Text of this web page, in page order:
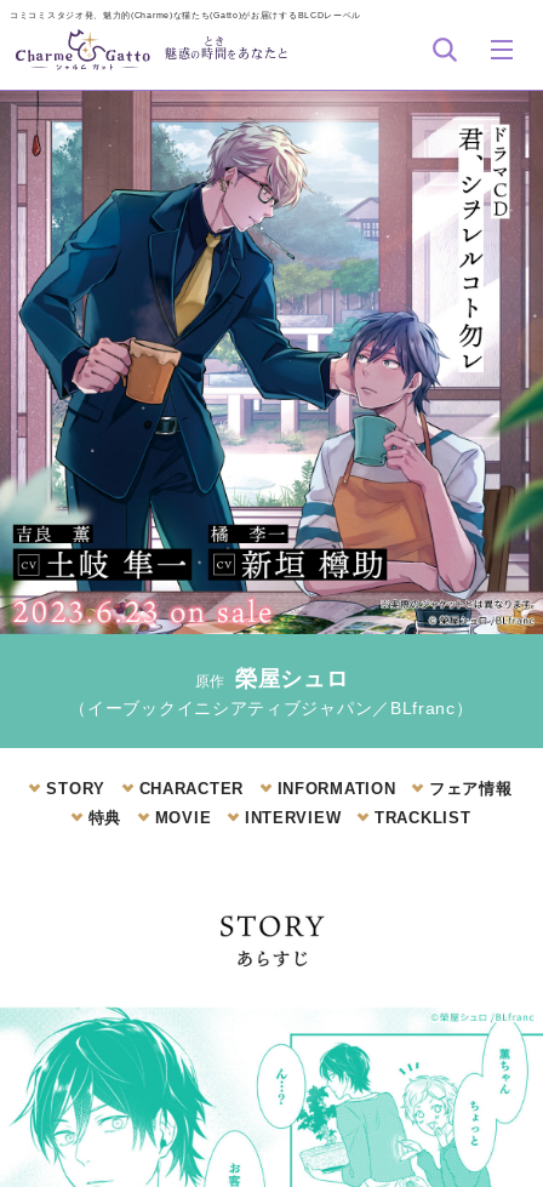
コミコミスタジオ発、魅力的(Charme)な猫たち(Gatto)がお届けするBLCDレーベル
魅惑の 時間
とき
を あなたと
原作 榮屋シュロ
（イーブックイニシアティブジャパン／BLfranc）
STORY CHARACTER INFORMATION
フェア情報
特典
MOVIE INTERVIEW TRACKLIST